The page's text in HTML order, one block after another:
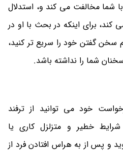
شما مخالفت می کند و، استدلال
برای اینکه در بحث با او در
سخن گفتن خود را سریع تر کنید،
شما را نداشته باشد.
خود می توانید از ترفند
شرایط خطیر و متزلزل کاری یا
و پس از به هراس افتادن فرد از